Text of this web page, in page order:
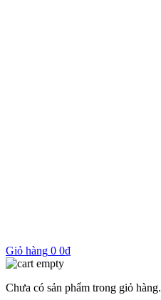
Giỏ hàng 0 0₫
Chưa có sản phẩm trong giỏ hàng.